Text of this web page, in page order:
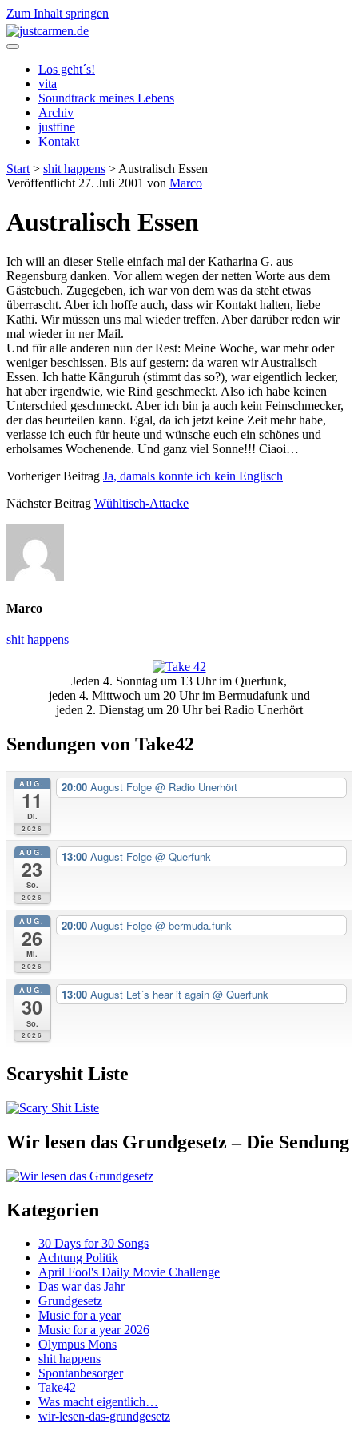
Zum Inhalt springen
justcarmen.de
Los geht´s!
vita
Soundtrack meines Lebens
Archiv
justfine
Kontakt
Start > shit happens > Australisch Essen
Veröffentlicht 27. Juli 2001 von Marco
Australisch Essen
Ich will an dieser Stelle einfach mal der Katharina G. aus
Regensburg danken. Vor allem wegen der netten Worte aus dem
Gästebuch. Zugegeben, ich war von dem was da steht etwas
überrascht. Aber ich hoffe auch, dass wir Kontakt halten, liebe
Kathi. Wir müssen uns mal wieder treffen. Aber darüber reden wir
mal wieder in ner Mail.
Und für alle anderen nun der Rest: Meine Woche, war mehr oder
weniger beschissen. Bis auf gestern: da waren wir Australisch
Essen. Ich hatte Känguruh (stimmt das so?), war eigentlich lecker,
hat aber irgendwie, wie Rind geschmeckt. Also ich habe keinen
Unterschied geschmeckt. Aber ich bin ja auch kein Feinschmecker,
der das beurteilen kann. Egal, da ich jetzt keine Zeit mehr habe,
verlasse ich euch für heute und wünsche euch ein schönes und
erholsames Wochenende. Und ganz viel Sonne!!! Ciaoi…
Vorheriger Beitrag Ja, damals konnte ich kein Englisch
Nächster Beitrag Wühltisch-Attacke
Marco
shit happens
SeitenleisteJeden 4. Sonntag um 13 Uhr im Querfunk,
jeden 4. Mittwoch um 20 Uhr im Bermudafunk und
jeden 2. Dienstag um 20 Uhr bei Radio Unerhört
Sendungen von Take42
AUG.
11
Di.
2026
20:00 August Folge @ Radio Unerhört
AUG.
23
So.
2026
13:00 August Folge @ Querfunk
AUG.
26
Mi.
2026
20:00 August Folge @ bermuda.funk
AUG.
30
So.
2026
13:00 August Let´s hear it again @ Querfunk
Scaryshit Liste
Wir lesen das Grundgesetz – Die Sendung
Kategorien
30 Days for 30 Songs
Achtung Politik
April Fool's Daily Movie Challenge
Das war das Jahr
Grundgesetz
Music for a year
Music for a year 2026
Olympus Mons
shit happens
Spontanbesorger
Take42
Was macht eigentlich…
wir-lesen-das-grundgesetz